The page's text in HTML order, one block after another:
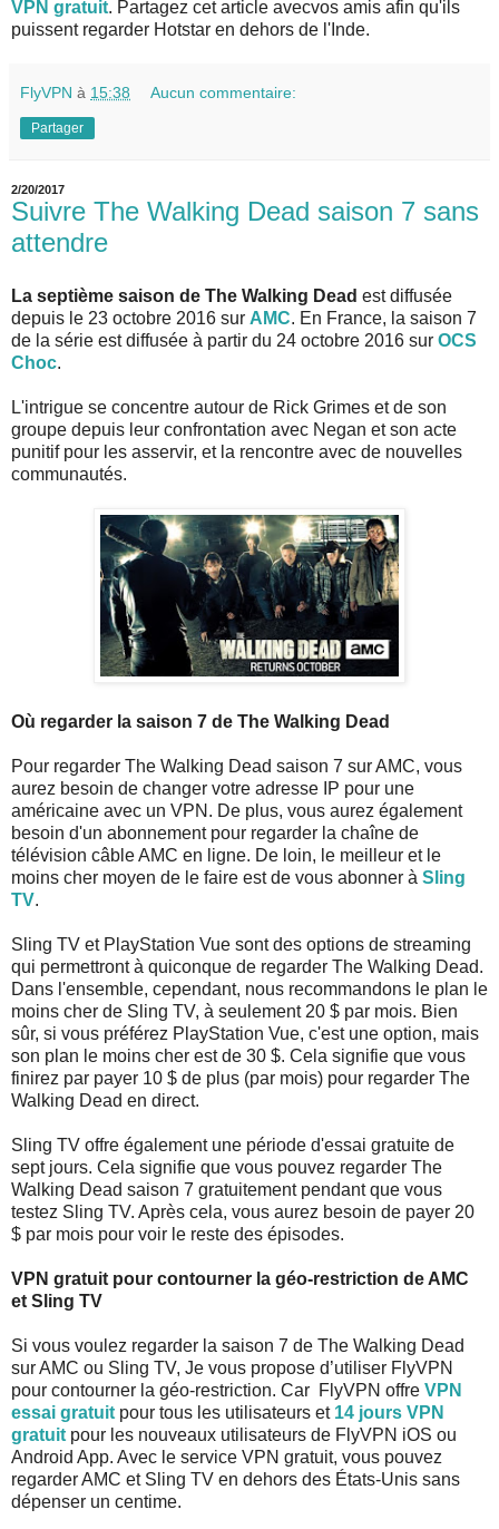
VPN gratuit. Partagez cet article avecvos amis afin qu'ils
puissent regarder Hotstar en dehors de l'Inde.
FlyVPN à 15:38 Aucun commentaire:
Partager
2/20/2017
Suivre The Walking Dead saison 7 sans
attendre
La septième saison de The Walking Dead est diffusée
depuis le 23 octobre 2016 sur AMC. En France, la saison 7
de la série est diffusée à partir du 24 octobre 2016 sur OCS
Choc.
L'intrigue se concentre autour de Rick Grimes et de son
groupe depuis leur confrontation avec Negan et son acte
punitif pour les asservir, et la rencontre avec de nouvelles
communautés.
Où regarder la saison 7 de The Walking Dead
Pour regarder The Walking Dead saison 7 sur AMC, vous
aurez besoin de changer votre adresse IP pour une
américaine avec un VPN. De plus, vous aurez également
besoin d'un abonnement pour regarder la chaîne de
télévision câble AMC en ligne. De loin, le meilleur et le
moins cher moyen de le faire est de vous abonner à Sling
TV.
Sling TV et PlayStation Vue sont des options de streaming
qui permettront à quiconque de regarder The Walking Dead.
Dans l'ensemble, cependant, nous recommandons le plan le
moins cher de Sling TV, à seulement 20 $ par mois. Bien
sûr, si vous préférez PlayStation Vue, c'est une option, mais
son plan le moins cher est de 30 $. Cela signifie que vous
finirez par payer 10 $ de plus (par mois) pour regarder The
Walking Dead en direct.
Sling TV offre également une période d'essai gratuite de
sept jours. Cela signifie que vous pouvez regarder The
Walking Dead saison 7 gratuitement pendant que vous
testez Sling TV. Après cela, vous aurez besoin de payer 20
$ par mois pour voir le reste des épisodes.
VPN gratuit pour contourner la géo-restriction de AMC
et Sling TV
Si vous voulez regarder la saison 7 de The Walking Dead
sur AMC ou Sling TV, Je vous propose d’utiliser FlyVPN
pour contourner la géo-restriction. Car FlyVPN offre VPN
essai gratuit pour tous les utilisateurs et 14 jours VPN
gratuit pour les nouveaux utilisateurs de FlyVPN iOS ou
Android App. Avec le service VPN gratuit, vous pouvez
regarder AMC et Sling TV en dehors des États-Unis sans
dépenser un centime.